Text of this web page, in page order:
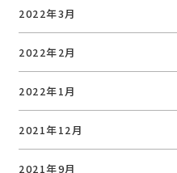
2022年3月
2022年2月
2022年1月
2021年12月
2021年9月